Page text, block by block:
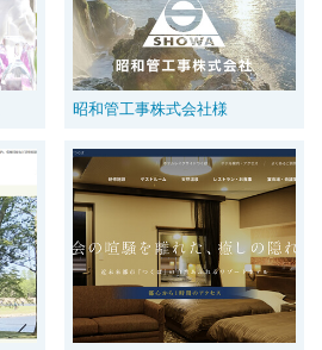
昭和管工事株式会社様